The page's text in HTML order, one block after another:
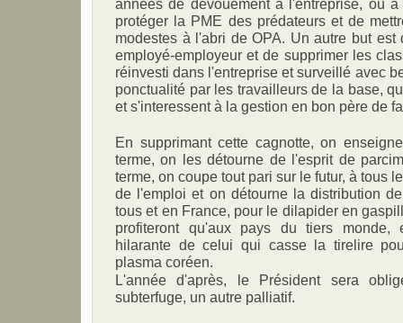
années de dévouement à l'entreprise, ou
protéger la PME des prédateurs et de
modestes à l'abri de OPA. Un autre but est
employé-employeur et de supprimer les
réinvesti dans l'entreprise et surveillé avec
ponctualité par les travailleurs de la base,
et s'interessent à la gestion en bon père de
En supprimant cette cagnotte, on
terme, on les détourne de l'esprit de
terme, on coupe tout pari sur le futur, à tous
de l'emploi et on détourne la distribution
tous et en France, pour le dilapider en
profiteront qu'aux pays du tiers monde,
hilarante de celui qui casse la tirelire
plasma coréen.
L'année d'après, le Président sera
subterfuge, un autre palliatif.